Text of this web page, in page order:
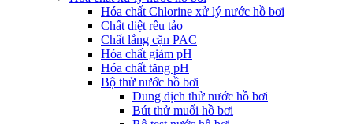
Hóa chất Chlorine xử lý nước hồ bơi
Chất diệt rêu tảo
Chất lắng cặn PAC
Hóa chất giảm pH
Hóa chất tăng pH
Bộ thử nước hồ bơi
Dung dịch thử nước hồ bơi
Bút thử muối hồ bơi